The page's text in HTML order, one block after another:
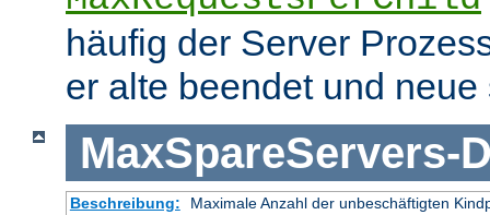
häufig der Server
er alte beendet und neue
MaxSpareServers-
Beschreibung:
Maximale Anzahl der unbeschäftigten